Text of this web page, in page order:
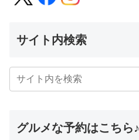
サイト内検索
グルメな予約はこちら♪